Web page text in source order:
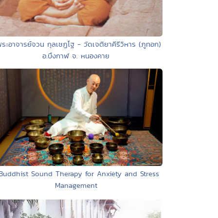
ะอาจารย์จวน กุลเชฏโฐ - วัดเจติยาคีรีวิหาร (ภูทอก)
อ.บึงกาฬ จ. หนองคาย
Sound Therapy for Anxiety and Stress
Management